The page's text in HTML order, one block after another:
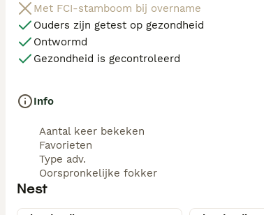
Met FCI-stamboom bij overname
Ouders zijn getest op gezondheid
Ontwormd
Gezondheid is gecontroleerd
Info
Aantal keer bekeken
Favorieten
Type adv.
Oorspronkelijke fokker
Nest